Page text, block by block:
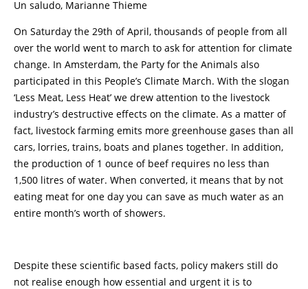
Un saludo, Marianne Thieme
On Saturday the 29th of April, thousands of people from all
over the world went to march to ask for attention for climate
change. In Amsterdam, the Party for the Animals also
participated in this People’s Climate March. With the slogan
‘Less Meat, Less Heat’ we drew attention to the livestock
industry’s destructive effects on the climate. As a matter of
fact, livestock farming emits more greenhouse gases than all
cars, lorries, trains, boats and planes together. In addition,
the production of 1 ounce of beef requires no less than
1,500 litres of water. When converted, it means that by not
eating meat for one day you can save as much water as an
entire month’s worth of showers.
Despite these scientific based facts, policy makers still do
not realise enough how essential and urgent it is to